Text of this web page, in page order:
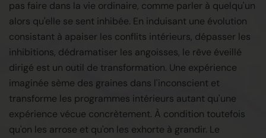
pas faire dans la vie ordinaire, comme parler à quelqu'un
alors qu'elle se sent inhibée. En induisant une évolution
consistant à apaiser les conflits intérieurs, dépasser les
inhibitions, dédramatiser les angoisses, le rêve éveillé
dirigé est un outil de transformation. Une expérience
imaginée sème des graines dans l'inconscient et
transforme les programmes intérieurs autant qu'une
expérience vécue concrètement. À condition toutefois
qu'on les arrose et qu'on les exhorte à grandir. Le